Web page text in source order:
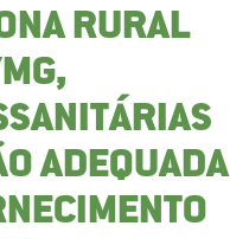
RURAL
ADEQUADA